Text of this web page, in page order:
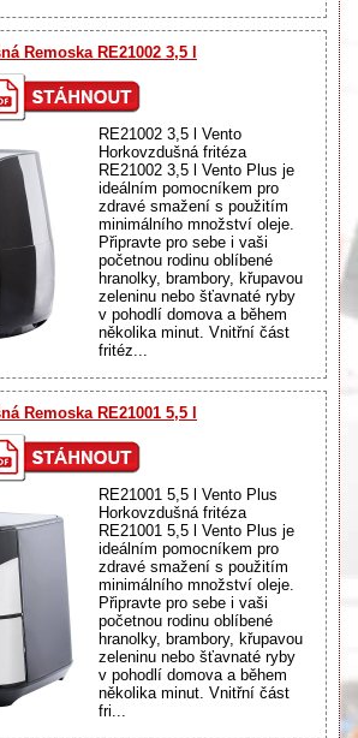
Remoska RE21002 3,5 l
RE21002 3,5 l Vento
Horkovzdušná fritéza
RE21002 3,5 l Vento Plus je
ideálním pomocníkem pro
zdravé smažení s použitím
minimálního množství oleje.
Připravte pro sebe i vaši
početnou rodinu oblíbené
hranolky, brambory, křupavou
zeleninu nebo šťavnaté ryby
v pohodlí domova a během
několika minut. Vnitřní část
fritéz...
Remoska RE21001 5,5 l
RE21001 5,5 l Vento Plus
Horkovzdušná fritéza
RE21001 5,5 l Vento Plus je
ideálním pomocníkem pro
zdravé smažení s použitím
minimálního množství oleje.
Připravte pro sebe i vaši
početnou rodinu oblíbené
hranolky, brambory, křupavou
zeleninu nebo šťavnaté ryby
v pohodlí domova a během
několika minut. Vnitřní část
fri...